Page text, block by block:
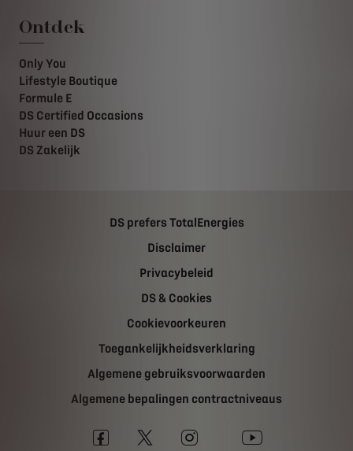
Ontdek
Only You
Lifestyle Boutique
Formule E
DS Certified Occasions
Huur een DS
DS Zakelijk
DS prefers TotalEnergies
Disclaimer
Privacybeleid
DS & Cookies
Cookievoorkeuren
Toegankelijkheidsverklaring
Algemene gebruiksvoorwaarden
Algemene bepalingen contractniveaus